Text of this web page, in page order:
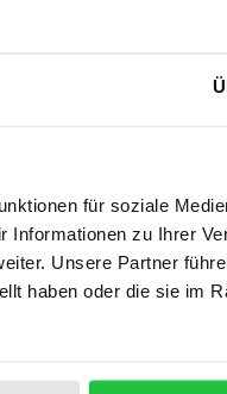
für soziale
Informationen zu Ihrer
Unsere Partner
haben oder die sie im